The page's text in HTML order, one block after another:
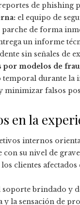
de phishing
el equipo de
de forma
un informe
sin señales
por modelos de
durante la
minimizar falsos
en la
internos
su nivel de
clientes
brindado y
y la sensación de